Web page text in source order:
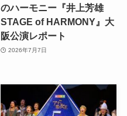
のハーモニー『井上芳雄
STAGE of HARMONY』大
阪公演レポート
2026年7月7日